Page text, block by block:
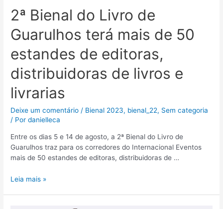
2ª Bienal do Livro de
Guarulhos terá mais de 50
estandes de editoras,
distribuidoras de livros e
livrarias
Deixe um comentário / Bienal 2023, bienal_22, Sem categoria
/ Pordanielleca
Entre os dias 5 e 14 de agosto, a 2ª Bienal do Livro de
Guarulhos traz para os corredores do Internacional Eventos
mais de 50 estandes de editoras, distribuidoras de …
Leia mais »